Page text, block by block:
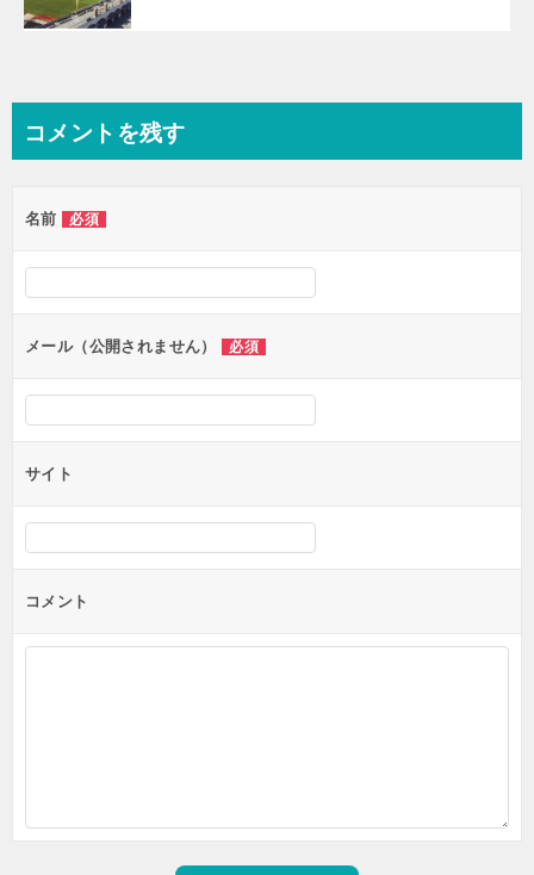
コメントを残す
名前 必須
メール（公開されません） 必須
サイト
コメント